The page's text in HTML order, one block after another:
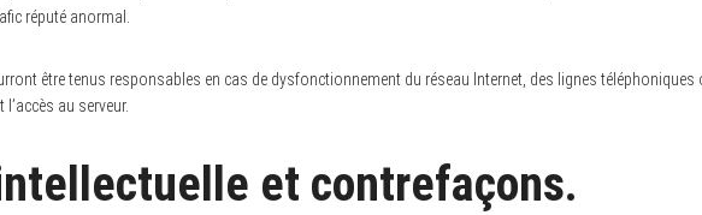
réputé anormal.
être tenus responsables en cas de dysfonctionnement du réseau Internet, des lignes
au serveur.
et contrefaçons.